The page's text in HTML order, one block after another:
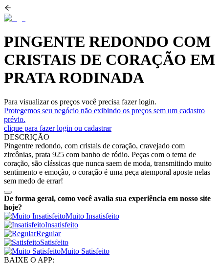
PINGENTE REDONDO COM
CRISTAIS DE CORAÇÃO EM
PRATA RODINADA
Para visualizar os preços você precisa fazer login.
Protegemos seu negócio não exibindo os preços sem um cadastro
prévio.
clique para fazer login ou cadastrar
DESCRIÇÃO
Pingentre redondo, com cristais de coração, cravejado com
zircônias, prata 925 com banho de ródio. Peças com o tema de
coração, são clássicas que nunca saem de moda, transmitindo muito
sentimento e emoção, o coração é uma peça atemporal aposte nelas
sem medo de errar!
De forma geral, como você avalia sua experiência em nosso site
hoje?
Muito Insatisfeito
Insatisfeito
Regular
Satisfeito
Muito Satisfeito
BAIXE O APP: